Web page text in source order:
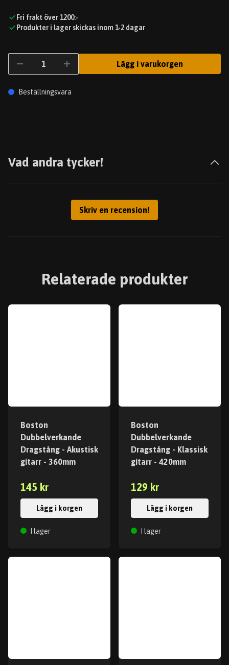
Fri frakt över 1200:-
Produkter i lager skickas inom 1-2 dagar
Lägg i varukorgen
Beställningsvara
Vad andra tycker!
Skriv en recension!
Relaterade produkter
Boston
Dubbelverkande
Dragstång - Akustisk
gitarr - 360mm
145 kr
Lägg i korgen
I lager
Boston
Dubbelverkande
Dragstång - Klassisk
gitarr - 420mm
129 kr
Lägg i korgen
I lager